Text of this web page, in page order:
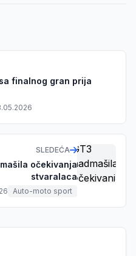
finalnog gran prija
SLEDEĆA
očekivanja
stvaralaca
Auto-moto sport